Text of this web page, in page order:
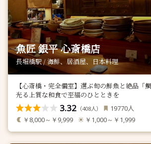
魚匠 銀平 心斎橋店
長堀橋駅 / 海鮮、居酒屋、日本料理
【心斎橋・完全個室】選ぶ旬の鮮魚と絶品「
光る上質な和食で至福のひとときを
3.32 （408人） 19770人
￥8,000～￥9,999 ￥1,000～￥1,999